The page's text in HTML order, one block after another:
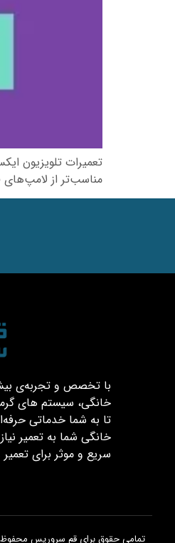
مناسب‌تر از
خانگی، سیستم های
تا به شما خدماتی
خانگی شما به تعمیر
سریع و موثر برای تعمیر
تمامی حقوق برای قم سروریس